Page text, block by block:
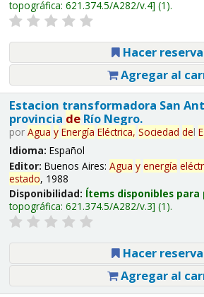
topográfica: 621.374.5/A282/v.4 (1).
Hacer reserva
Agregar al
Estacion transformadora San
provincia deRío Negro.
por Agua y Energía Eléctrica, Sociedad del
Idioma: Español
Editor: Buenos Aires: Agua y energía
estado, 1988
Disponibilidad: Ítems disponibles para
topográfica: 621.374.5/A282/v.3 (1).
Hacer reserva
Agregar al